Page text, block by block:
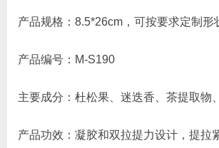
产品规格：8.5*26cm，可按要求定制形
产品编号：M-S190
主要成分：杜松果、迷迭香、茶提取物
产品功效：凝胶和双拉提力设计，提拉